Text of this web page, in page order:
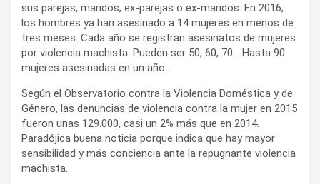
sus parejas, maridos, ex-parejas o ex-maridos. En 2016,
los hombres ya han asesinado a 14 mujeres en menos de
tres meses. Cada año se registran asesinatos de mujeres
por violencia machista. Pueden ser 50, 60, 70… Hasta 90
mujeres asesinadas en un año.
Según el Observatorio contra la Violencia Doméstica y de
Género, las denuncias de violencia contra la mujer en 2015
fueron unas 129.000, casi un 2% más que en 2014.
Paradójica buena noticia porque indica que hay mayor
sensibilidad y más conciencia ante la repugnante violencia
machista.